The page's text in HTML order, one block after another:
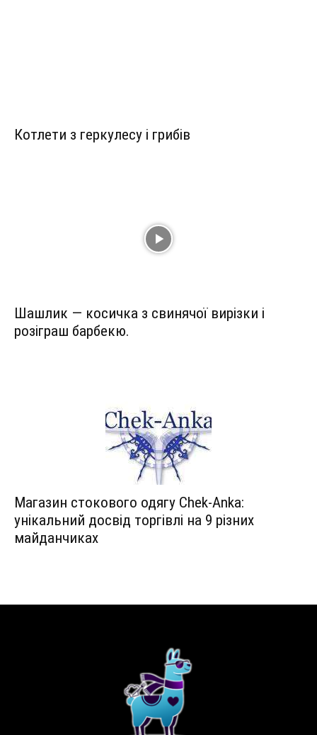
Котлети з геркулесу і грибів
Шашлик — косичка з свинячої вирізки і
розіграш барбекю.
Магазин стокового одягу Chek-Anka:
унікальний досвід торгівлі на 9 різних
майданчиках